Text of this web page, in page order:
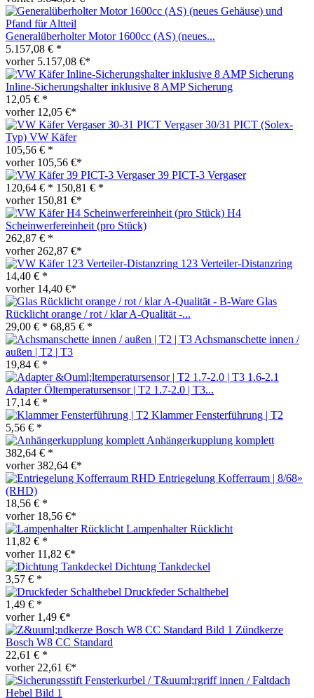
Generalüberholter Motor 1600cc (AS) (neues...
5.157,08 € *
vorher 5.157,08 €*
Inline-Sicherungshalter inklusive 8 AMP Sicherung
12,05 € *
vorher 12,05 €*
Vergaser 30/31 PICT (Solex-
Typ) VW Käfer
105,56 € *
vorher 105,56 €*
39 PICT-3 Vergaser
120,64 € * 150,81 € *
vorher 150,81 €*
H4
Scheinwerfereinheit (pro Stück)
262,87 € *
vorher 262,87 €*
123 Verteiler-Distanzring
14,40 € *
vorher 14,40 €*
Glas
Rücklicht orange / rot / klar A-Qualität -...
29,00 € * 68,85 € *
Achsmanschette innen /
außen | T2 | T3
19,84 € *
Adapter Öltemperatursensor | T2 1.7-2.0 | T3...
17,14 € *
Klammer Fensterführung | T2
5,56 € *
Anhängerkupplung komplett
382,64 € *
vorher 382,64 €*
Entriegelung Kofferraum | 8/68»
(RHD)
18,56 € *
vorher 18,56 €*
Lampenhalter Rücklicht
11,82 € *
vorher 11,82 €*
Dichtung Tankdeckel
3,57 € *
Druckfeder Schalthebel
1,49 € *
vorher 1,49 €*
Zündkerze
Bosch W8 CC Standard
22,61 € *
vorher 22,61 €*